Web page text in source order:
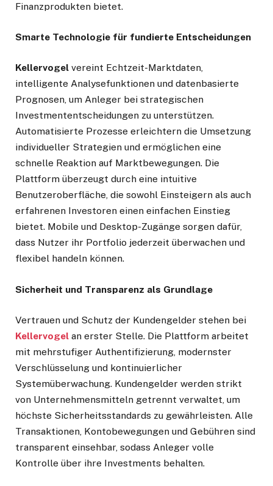
Finanzprodukten bietet.
Smarte Technologie für fundierte Entscheidungen
Kellervogel vereint Echtzeit-Marktdaten,
intelligente Analysefunktionen und datenbasierte
Prognosen, um Anleger bei strategischen
Investmententscheidungen zu unterstützen.
Automatisierte Prozesse erleichtern die Umsetzung
individueller Strategien und ermöglichen eine
schnelle Reaktion auf Marktbewegungen. Die
Plattform überzeugt durch eine intuitive
Benutzeroberfläche, die sowohl Einsteigern als auch
erfahrenen Investoren einen einfachen Einstieg
bietet. Mobile und Desktop-Zugänge sorgen dafür,
dass Nutzer ihr Portfolio jederzeit überwachen und
flexibel handeln können.
Sicherheit und Transparenz als Grundlage
Vertrauen und Schutz der Kundengelder stehen bei
Kellervogel an erster Stelle. Die Plattform arbeitet
mit mehrstufiger Authentifizierung, modernster
Verschlüsselung und kontinuierlicher
Systemüberwachung. Kundengelder werden strikt
von Unternehmensmitteln getrennt verwaltet, um
höchste Sicherheitsstandards zu gewährleisten. Alle
Transaktionen, Kontobewegungen und Gebühren sind
transparent einsehbar, sodass Anleger volle
Kontrolle über ihre Investments behalten.